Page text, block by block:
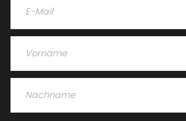
ANMELDEN
PASSWORT VERGESSEN?